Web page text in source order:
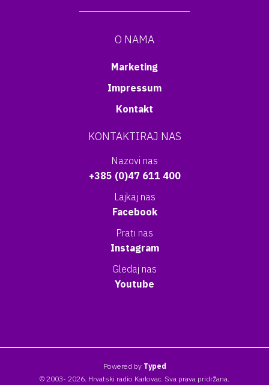
O NAMA
Marketing
Impressum
Kontakt
KONTAKTIRAJ NAS
Nazovi nas
+385 (0)47 611 400
Lajkaj nas
Facebook
Prati nas
Instagram
Gledaj nas
Youtube
Powered by Typed
© 2003- 2026. Hrvatski radio Karlovac. Sva prava pridržana.